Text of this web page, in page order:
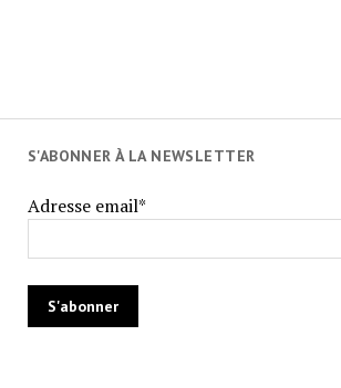
S'ABONNER À LA NEWSLETTER
Adresse email*